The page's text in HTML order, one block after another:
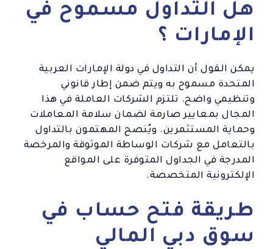
هل التداول مسموح في
الإمارات ؟
يمكن القول أن التداول في دولة الإمارات العربية
المتحدة مسموح به ويتم ضمن إطار قانوني
وتنظيمي واضح. تلتزم الشركات العاملة في هذا
المجال بمعايير صارمة لضمان سلامة المعاملات
وحماية المستثمرين. ويُنصح المهتمون بالتداول
بالتعامل مع شركات الوساطة الموثوقة والمرخصة
المدرجة في الجداول المتوفرة على المواقع
الإلكترونية المتخصصة.
طريقة فتح حساب في
سوق دبي المالي